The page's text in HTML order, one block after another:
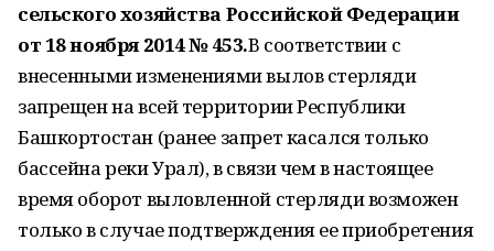
сельского хозяйства Российской Федерации
от 18 ноября 2014 № 453.В соответствии с
внесенными изменениями вылов стерляди
запрещен на всей территории Республики
Башкортостан (ранее запрет касался только
бассейна реки Урал), в связи чем в настоящее
время оборот выловленной стерляди возможен
только в случае подтверждения ее приобретения